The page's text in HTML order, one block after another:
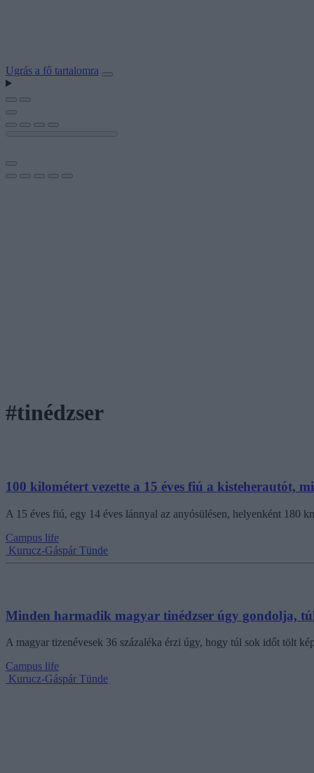
Ugrás a fő tartalomra
#tinédzser
100 kilométert vezette a 15 éves fiú a kisteherautót,
A 15 éves fiú, egy 14 éves lánnyal az anyósülésen, helyenként 180
Campus life
Kurucz-Gáspár Tünde
Minden harmadik magyar tinédzser úgy gondolja,
A magyar tizenévesek 36 százaléka érzi úgy, hogy túl sok időt tölt
Campus life
Kurucz-Gáspár Tünde